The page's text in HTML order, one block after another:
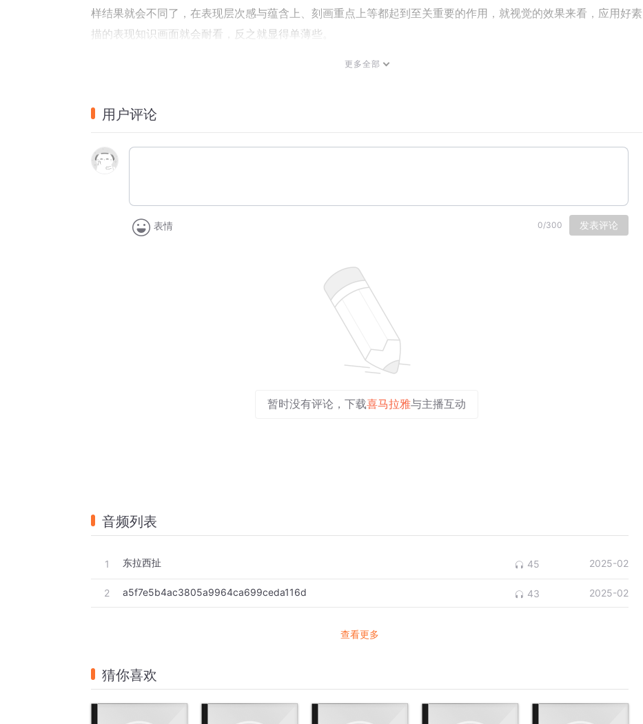
样结果就会不同了，在表现层次感与蕴含上、刻画重点上等都起到至关重要的作用，就视觉的效果来看，应用好素
描的表现知识画面就会耐看，反之就显得单薄些。
更多全部
用户评论
表情 0/300 发表评论
暂时没有评论，下载喜马拉雅与主播互动
音频列表
1 东拉西扯 45 2025-02
2 a5f7e5b4ac3805a9964ca699ceda116d 43 2025-02
查看更多
猜你喜欢